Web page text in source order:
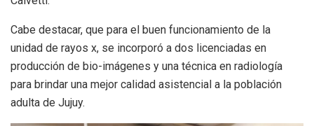
Cabe destacar, que para el buen funcionamiento de la
unidad de rayos x, se incorporó a dos licenciadas en
producción de bio-imágenes y una técnica en radiología
para brindar una mejor calidad asistencial a la población
adulta de Jujuy.